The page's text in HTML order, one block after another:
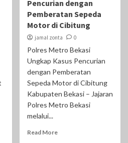
Pencurian dengan
Pemberatan Sepeda
Motor di Cibitung
jamal zonta 0
Polres Metro Bekasi
Ungkap Kasus Pencurian
dengan Pemberatan
Sepeda Motor di Cibitung
Kabupaten Bekasi – Jajaran
Polres Metro Bekasi
melalui...
Read More